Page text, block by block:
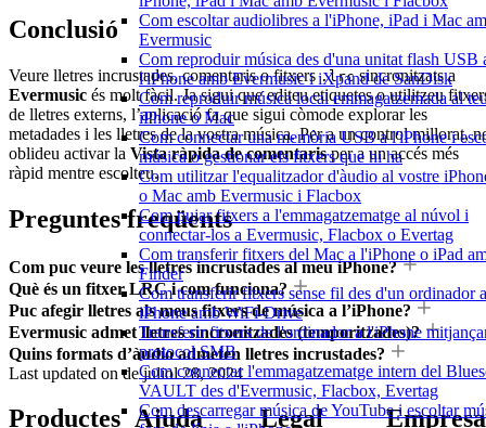
Com escoltar audiolibres a l'iPhone, iPad i Mac
Evermusic
Com reproduir música des d'una unitat flash USB
l'iPhone amb Evermusic i iXpand de SanDisk
Com reproduir música local emmagatzemada al
iPhone o Mac
Com connectar una memòria USB a l'iPhone i
música o gestionar els fitxers que hi ha
Com utilitzar l'equalitzador d'àudio al vostre
o Mac amb Evermusic i Flacbox
Com pujar fitxers a l'emmagatzematge al núvol i
connectar-los a Evermusic, Flacbox o Evertag
Com transferir fitxers del Mac a l'iPhone o iPad
Finder
Com transferir fitxers sense fil des d'un ordinador
iPhone amb WiFi-Drive
Transferir fitxers de l'ordinador a l'iPhone
protocol SMB
Com connectar l'emmagatzematge intern del
VAULT des d'Evermusic, Flacbox, Evertag
Com descarregar música de YouTube i escoltar
Conclusió
Veure lletres incrustades, comentaris o fitxers.lrcsincronitzats a
Evermusic és molt fàcil. Ja sigui que editeu etiquetes o utilitzeu
de lletres externs, l’aplicació fa que sigui còmode explorar les
metadades i les lletres de la vostra música. Per a un control millorat,
oblideu activar la Vista ràpida de comentarisper a un accés més
ràpid mentre escolteu.
Preguntes freqüents
Com puc veure les lletres incrustades al meu iPhone?
Què és un fitxer LRC i com funciona?
Puc afegir lletres als meus fitxers de música a l’iPhone?
Evermusic admet lletres sincronitzades (temporitzades)?
Quins formats d’àudio admeten lletres incrustades?
Last updated onde juliol 28, 2024
Productes Ajuda Legal Empresa